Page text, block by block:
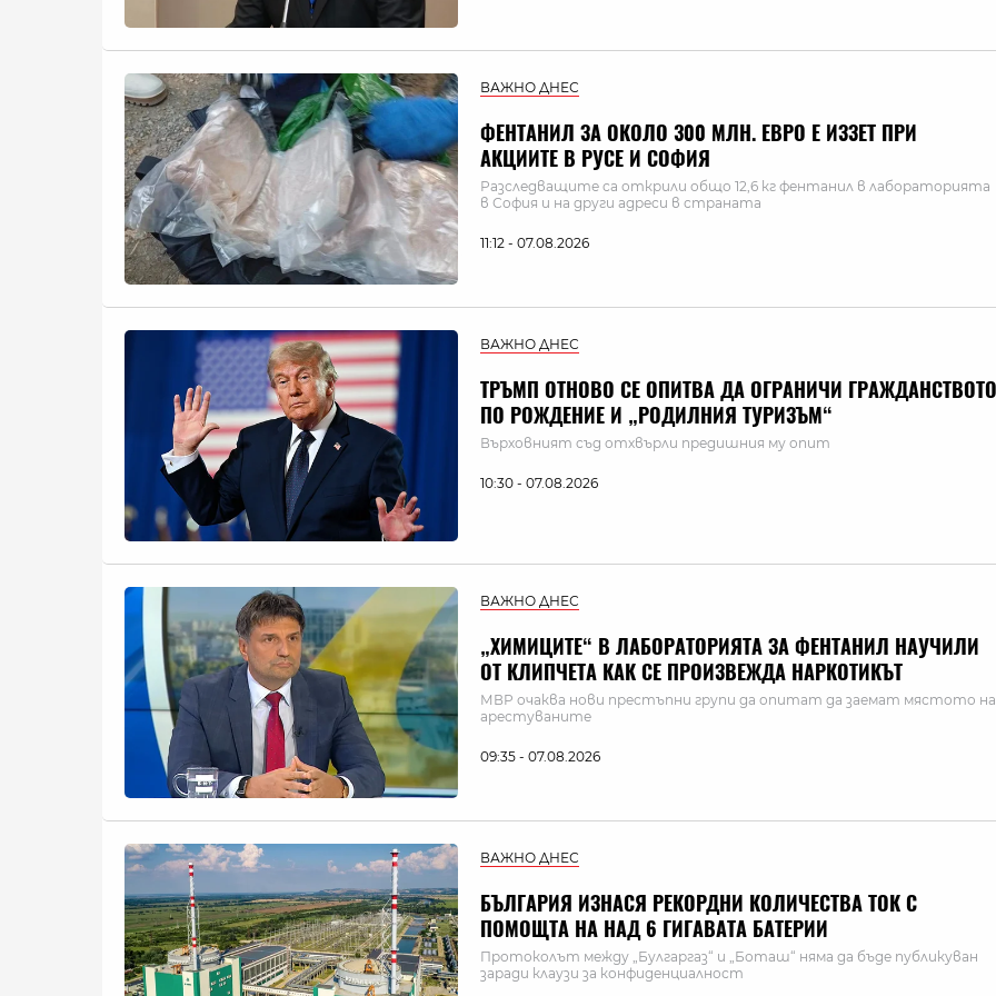
ВАЖНО ДНЕС
ФЕНТАНИЛ ЗА ОКОЛО 300 МЛН. ЕВРО Е ИЗЗЕТ ПРИ
АКЦИИТЕ В РУСЕ И СОФИЯ
Разследващите са открили общо 12,6 кг фентанил в лабораторията
в София и на други адреси в страната
11:12 - 07.08.2026
ВАЖНО ДНЕС
ТРЪМП ОТНОВО СЕ ОПИТВА ДА ОГРАНИЧИ ГРАЖДАНСТВОТО
ПО РОЖДЕНИЕ И „РОДИЛНИЯ ТУРИЗЪМ“
Върховният съд отхвърли предишния му опит
10:30 - 07.08.2026
ВАЖНО ДНЕС
„ХИМИЦИТЕ“ В ЛАБОРАТОРИЯТА ЗА ФЕНТАНИЛ НАУЧИЛИ
ОТ КЛИПЧЕТА КАК СЕ ПРОИЗВЕЖДА НАРКОТИКЪТ
МВР очаква нови престъпни групи да опитат да заемат мястото на
арестуваните
09:35 - 07.08.2026
ВАЖНО ДНЕС
БЪЛГАРИЯ ИЗНАСЯ РЕКОРДНИ КОЛИЧЕСТВА ТОК С
ПОМОЩТА НА НАД 6 ГИГАВАТА БАТЕРИИ
Протоколът между „Булгаргаз“ и „Боташ“ няма да бъде публикуван
заради клаузи за конфиденциалност